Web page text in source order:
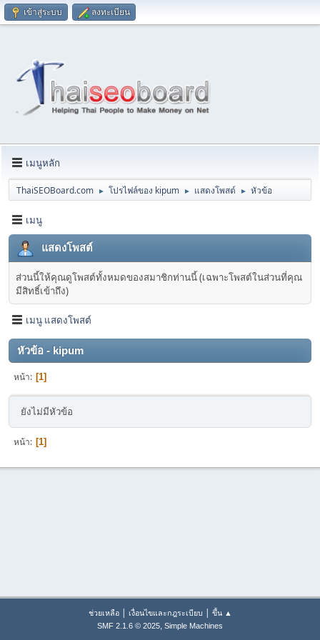
เข้าสู่ระบบ ลงทะเบียน
เมนูหลัก
ThaiSEOBoard.com ► โปรไฟล์ของ kipum ► แสดงโพสต์ ► หัวข้อ
เมนู
แสดงโพสต์
ส่วนนี้ให้คุณดูโพสต์ทั้งหมดของสมาชิกท่านนี้ (เฉพาะโพสต์ในส่วนที่คุณ
มีสิทธิ์เข้าถึง)
เมนู แสดงโพสต์
หัวข้อ - kipum
หน้า 1
ยังไม่มีหัวข้อ
หน้า 1
ช่วยเหลือ| เงื่อนไขและกฎระเบียบ | ขึ้น ▲
SMF 2.1.6 © 2025, Simple Machines